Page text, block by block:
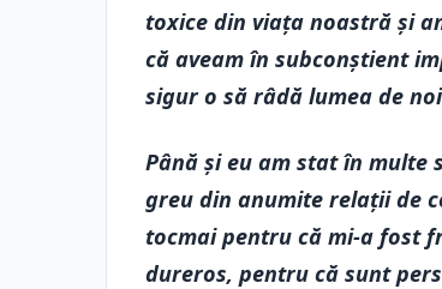
toxice din viața noastră și
că aveam în subconștient
sigur o să râdă lumea de
Până și eu am stat în multe
greu din anumite relații de
tocmai pentru că mi-a fost
dureros, pentru că sunt